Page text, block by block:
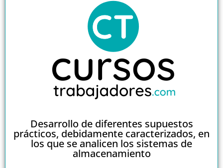
Desarrollo de diferentes supuestos
prácticos, debidamente caracterizados, en
los que se analicen los sistemas de
almacenamiento